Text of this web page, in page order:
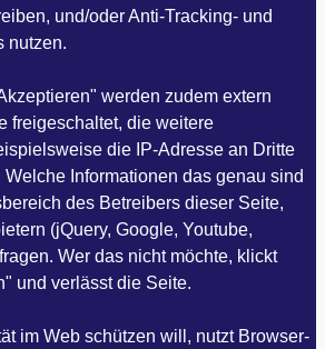
und/oder Anti-Tracking- und
nutzen.
werden zudem extern
freigeschaltet, die weitere
die IP-Adresse an Dritte
Informationen das genau sind
des Betreibers dieser Seite,
(jQuery, Google, Youtube,
Wer das nicht möchte, klickt
und verlässt die Seite.
im Web schützen will, nutzt Browser-